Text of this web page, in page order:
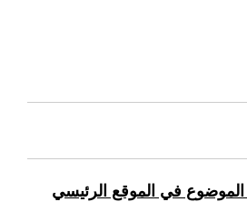
الموضوع في الموقع الرئيسي